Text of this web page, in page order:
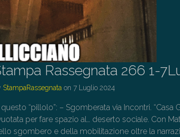
Rassegnata 266 1-
StampaRassegnata on7 Luglio 2024
questo “pillolo”: – Sgomberata via Incontri. “Casa
per fare spazio al… deserto sociale. Con
sgombero e della mobilitazione oltre la